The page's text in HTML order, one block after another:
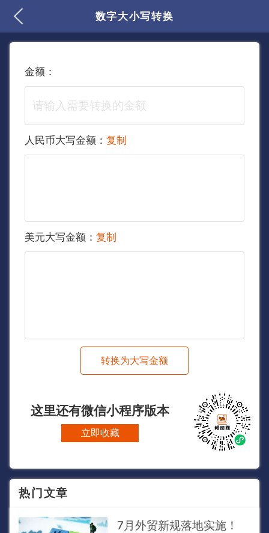
数字大小写转换
金额：
人民币大写金额： 复制
美元大写金额： 复制
转换为大写金额
这里还有微信小程序版本
立即收藏
热门文章
7月外贸新规落地实施！